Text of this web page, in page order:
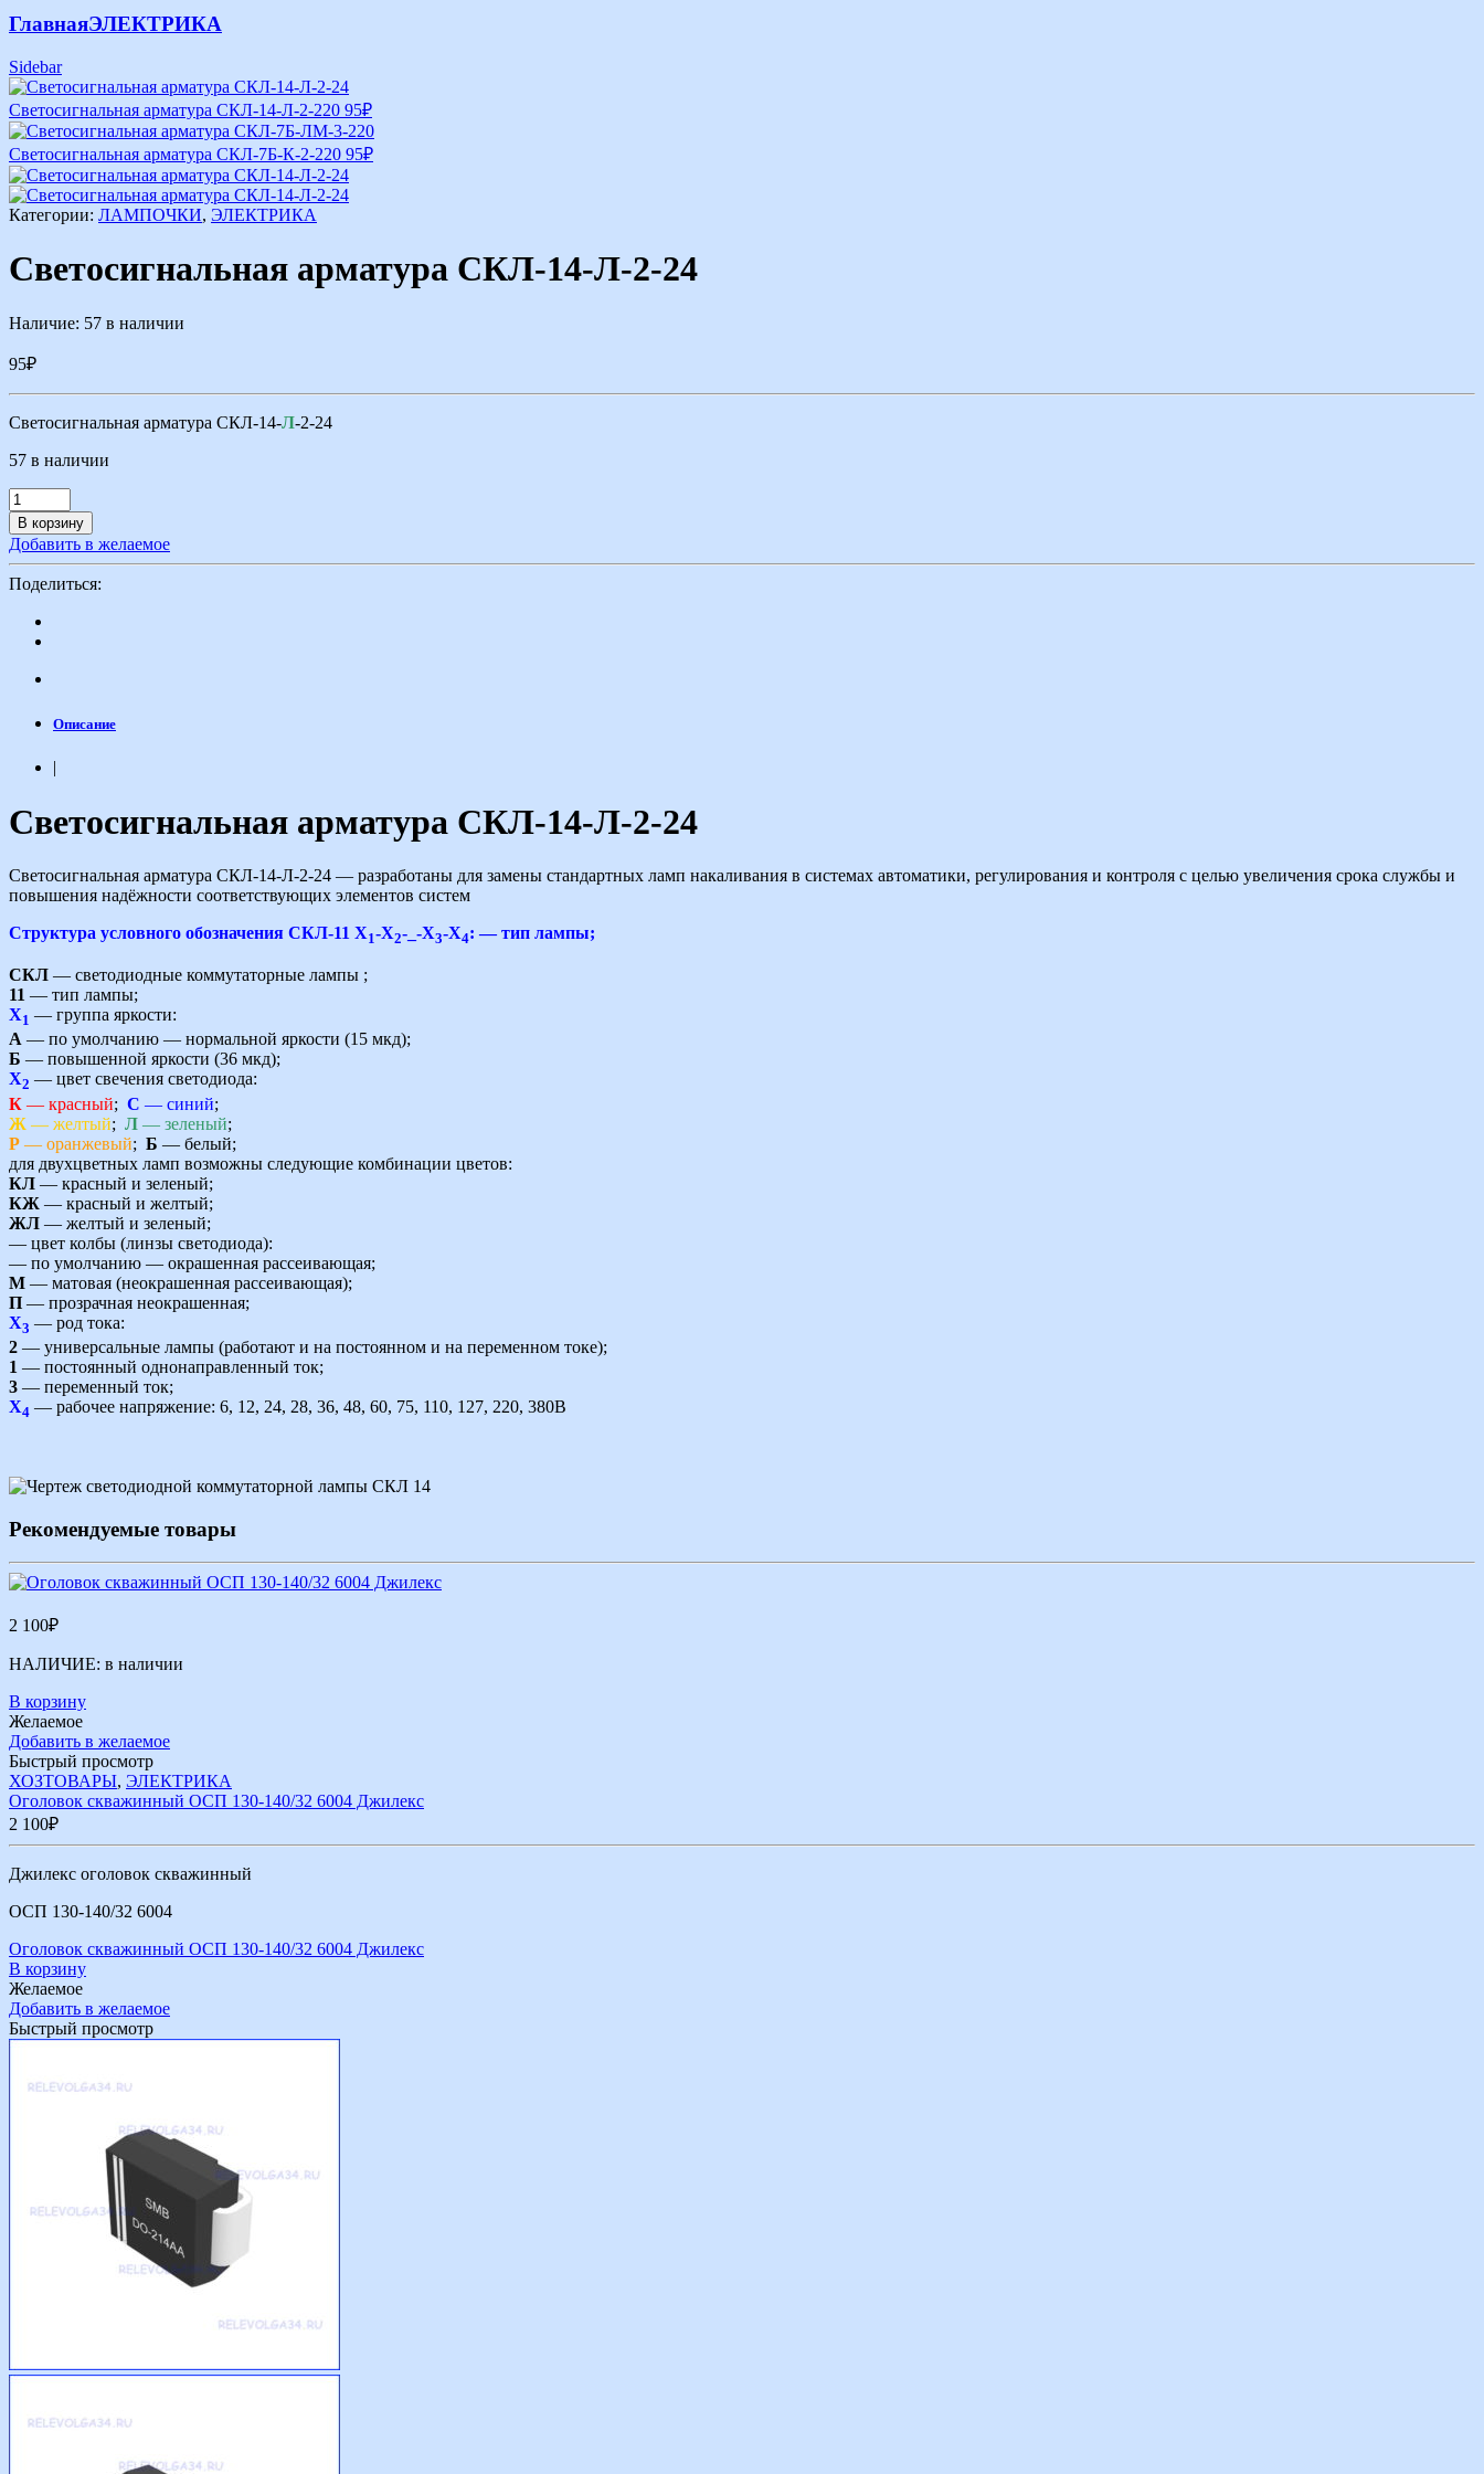
ГлавнаяЭЛЕКТРИКА
Sidebar
Светосигнальная арматура СКЛ-14-Л-2-220 95₽
Светосигнальная арматура СКЛ-7Б-К-2-220 95₽
Категории: ЛАМПОЧКИ, ЭЛЕКТРИКА
Светосигнальная арматура СКЛ-14-Л-2-24
Наличие: 57 в наличии
95₽
Светосигнальная арматура СКЛ-14-Л-2-24
57 в наличии
В корзину
Добавить в желаемое
Поделиться:
Описание
|
Светосигнальная арматура СКЛ-14-Л-2-24
Светосигнальная арматура СКЛ-14-Л-2-24 — разработаны для замены стандартных ламп накаливания в системах автоматики, регулирования и контроля с целью увеличения срока службы и
повышения надёжности соответствующих элементов систем
Структура условного обозначения СКЛ-11 Х1-Х2-_-Х3-Х4: — тип лампы;
СКЛ — светодиодные коммутаторные лампы ;
11 — тип лампы;
Х1 — группа яркости:
А — по умолчанию — нормальной яркости (15 мкд);
Б — повышенной яркости (36 мкд);
Х2 — цвет свечения светодиода:
К — красный; С — синий;
Ж — желтый; Л — зеленый;
Р — оранжевый; Б — белый;
для двухцветных ламп возможны следующие комбинации цветов:
КЛ — красный и зеленый;
КЖ — красный и желтый;
ЖЛ — желтый и зеленый;
— цвет колбы (линзы светодиода):
— по умолчанию — окрашенная рассеивающая;
М — матовая (неокрашенная рассеивающая);
П — прозрачная неокрашенная;
Х3 — род тока:
2 — универсальные лампы (работают и на постоянном и на переменном токе);
1 — постоянный однонаправленный ток;
3 — переменный ток;
Х4 — рабочее напряжение: 6, 12, 24, 28, 36, 48, 60, 75, 110, 127, 220, 380В
Рекомендуемые товары
2 100₽
НАЛИЧИЕ: в наличии
В корзину
Желаемое
Добавить в желаемое
Быстрый просмотр
ХОЗТОВАРЫ, ЭЛЕКТРИКА
Оголовок скважинный ОСП 130-140/32 6004 Джилекс
2 100₽
Джилекс оголовок скважинный
ОСП 130-140/32 6004
Оголовок скважинный ОСП 130-140/32 6004 Джилекс
В корзину
Желаемое
Добавить в желаемое
Быстрый просмотр